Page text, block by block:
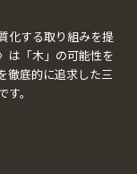
化する取り組みを提
は「木」の可能性を
徹底的に追求した三
。